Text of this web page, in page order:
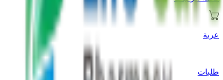
عربة
طلبات